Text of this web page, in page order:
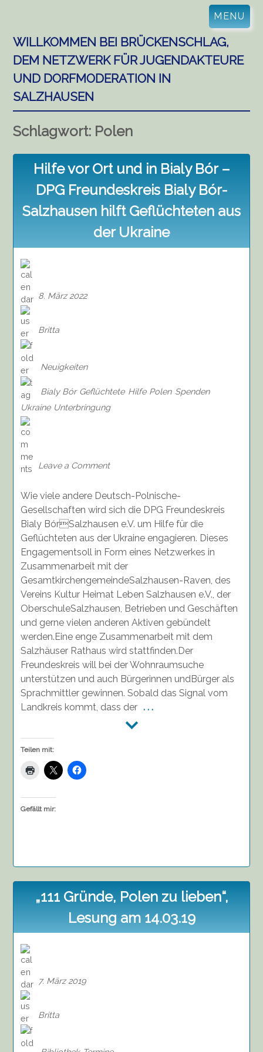
content
MENU
WILLKOMMEN BEI BRÜCKENSCHLAG,
DEM NETZWERK FÜR JUGENDAKTEURE
UND DORFMODERATION IN
SALZHAUSEN
Schlagwort: Polen
Hilfe vor Ort und in Bialy Bór –
DPG Freundeskreis Bialy Bór-
Salzhausen hilft Geflüchteten aus
der Ukraine
8. März 2022
Britta
Neuigkeiten
Bialy Bór Geflüchtete Hilfe Polen Spenden
Ukraine Unterbringung
Leave a Comment
und
Bialy
Bór
–
DPG
Freundeskreis
Bialy
Bór-
Salzhausen
hilft
Geflüchteten
aus
Wie viele andere Deutsch-Polnische-
Gesellschaften wird sich die DPG Freundeskreis
Bialy BórSalzhausen e.V. um Hilfe für die
Geflüchteten aus der Ukraine engagieren. Dieses
Engagementsoll in Form eines Netzwerkes in
Zusammenarbeit mit der
GesamtkirchengemeindeSalzhausen-Raven, des
Vereins Kultur Heimat Leben Salzhausen e.V., der
OberschuleSalzhausen, Betrieben und Geschäften
und gerne vielen anderen Aktiven gebündelt
werden.Eine enge Zusammenarbeit mit dem
Salzhäuser Rathaus wird stattfinden.Der
Freundeskreis will bei der Wohnraumsuche
unterstützen und auch Bürgerinnen undBürger als
Sprachmittler gewinnen. Sobald das Signal vom
Landkreis kommt, dass der . . .
Teilen mit:
Gefällt mir:
„111 Gründe, Polen zu lieben“,
Lesung am 14.03.19
7. März 2019
Britta